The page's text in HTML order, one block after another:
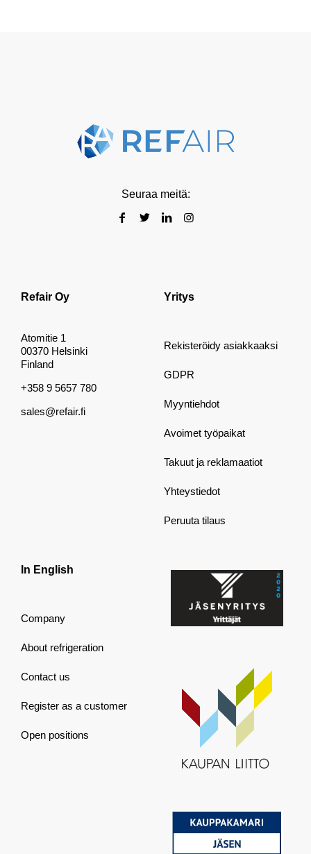
Seuraa meitä:
Refair Oy
Atomitie 1
00370 Helsinki
Finland
+358 9 5657 780
sales@refair.fi
Yritys
Rekisteröidy asiakkaaksi
GDPR
Myyntiehdot
Avoimet työpaikat
Takuut ja reklamaatiot
Yhteystiedot
Peruuta tilaus
In English
Company
About refrigeration
Contact us
Register as a customer
Open positions